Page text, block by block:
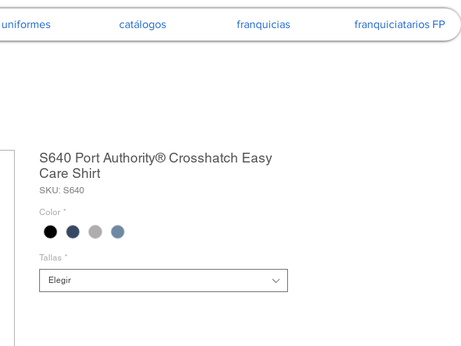
uniformes catálogos franquicias franquiciatarios FP
S640 Port Authority® Crosshatch Easy
Care Shirt
SKU: S640
Color *
Tallas *
Elegir